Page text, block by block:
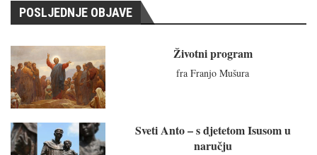
POSLJEDNJE OBJAVE
Životni program
fra Franjo Mušura
Sveti Anto – s djetetom Isusom u
naručju